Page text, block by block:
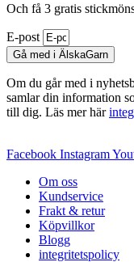
Och få 3 gratis
E-post
Gå med i ÄlskaGarn
Om du går med i
samlar din information
till dig. Läs mer här
Facebook Instagram
Om oss
Kundservice
Frakt & retur
Köpvillkor
Blogg
integritetspolicy